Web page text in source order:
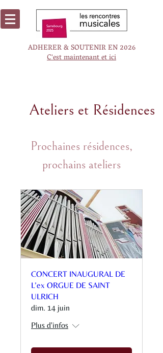
ADHERER & SOUTENIR EN 2026
C'est maintenant et ici
ATELIERS ET RESIDENCES
Ateliers et Résidences
Prochaines résidences,
prochains ateliers
CONCERT INAUGURAL DE
L’ex ORGUE DE SAINT
ULRICH
dim. 14 juin
Plus d'infos